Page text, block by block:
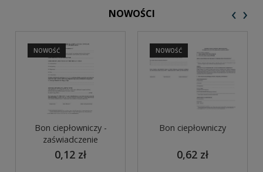
NOWOŚCI
Bon ciepłowniczy -
zaświadczenie
0,12 zł
NOWOŚĆ
Bon ciepłowniczy
0,62 zł
NOWOŚĆ
‹ ›